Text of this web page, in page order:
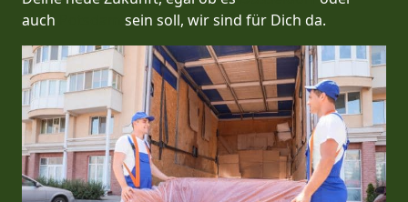
auch
sein soll, wir sind für Dich da.